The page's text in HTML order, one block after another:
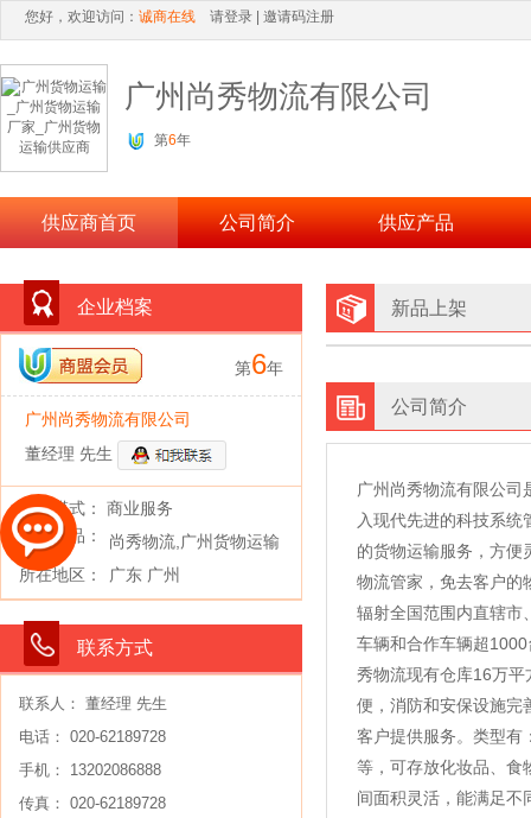
您好，欢迎访问： 诚商在线 请登录 邀请码注册
广州尚秀物流有限公司
第6年
供应商首页 公司简介 供应产品
企业档案
第6年
广州尚秀物流有限公司
董经理 先生
经营模式： 商业服务
主要产品：
尚秀物流,广州货物运输
所在地区：
广东 广州
联系方式
联系人： 董经理 先生
电话： 020-62189728
手机： 13202086888
传真： 020-62189728
新品上架
公司简介
广州尚秀物流有限公
入现代先进的科技系
的货物运输服务，方便
物流管家，免去客户的
辐射全国范围内直辖市
车辆和合作车辆超
秀物流现有仓库16万
便，消防和安保设施完
客户提供服务。类型有
等，可存放化妆品、食
间面积灵活，能满足不